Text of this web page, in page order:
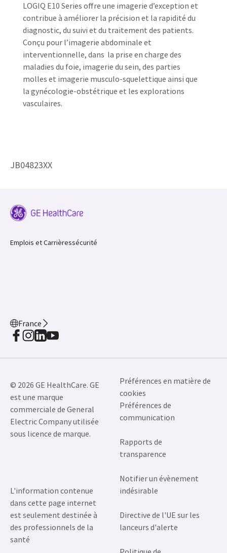
LOGIQ E10 Series offre une imagerie d’exception et
contribue à améliorer la précision et la rapidité du
diagnostic, du suivi et du traitement des patients.
Conçu pour l’imagerie abdominale et
interventionnelle, dans la prise en charge des
maladies du foie, imagerie du sein, des parties
molles et imagerie musculo-squelettique ainsi que
la gynécologie-obstétrique et les explorations
vasculaires.
JB04823XX
Emplois et Carrièressécurité
France
© 2026 GE HealthCare. GE
est une marque
commerciale de General
Electric Company utilisée
sous licence de marque.
L'information contenue
dans cette page internet
est seulement destinée à
des professionnels de la
santé
Préférences en matière de
cookies
Préférences de
communication
Rapports de
transparence
Notifier un évènement
indésirable
Directive de l'UE sur les
lanceurs d'alerte